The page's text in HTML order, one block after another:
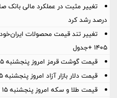
درصد رشد کرد
۱۴۰۵ +جدول
قیمت گوشت قرمز امروز پنجشنبه ۱۵ مرداد ۱۴۰۵ +جدول
قیمت دلار بازار آزاد امروز پنجشنبه ۱۵ مرداد ۱۴۰۵ +جدول
قیمت طلا و سکه امروز پنجشنبه ۱۵ مرداد ۱۴۰۵